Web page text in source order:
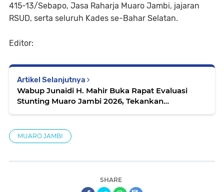
415-13/Sebapo, Jasa Raharja Muaro Jambi, jajaran
RSUD, serta seluruh Kades se-Bahar Selatan.
Editor:
Artikel Selanjutnya
Wabup Junaidi H. Mahir Buka Rapat Evaluasi
Stunting Muaro Jambi 2026, Tekankan
MUARO JAMBI
SHARE